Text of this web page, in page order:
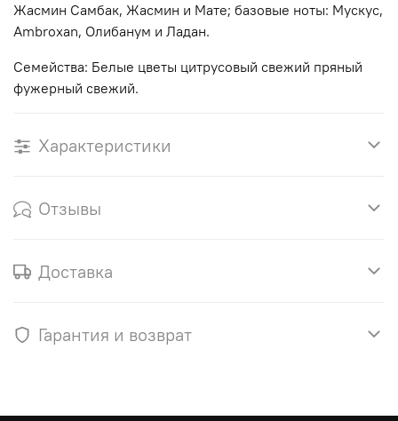
Жасмин Самбак, Жасмин и Мате; базовые ноты: Мускус,
Ambroxan, Олибанум и Ладан.
Семейства: Белые цветы цитрусовый свежий пряный
фужерный свежий.
Характеристики
Отзывы
Доставка
Гарантия и возврат